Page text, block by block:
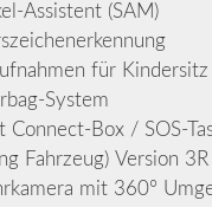
Assistent (SAM)
für Kindersitz
System
Connect-Box / SOS-
Fahrzeug) Version 3R
mit 360°